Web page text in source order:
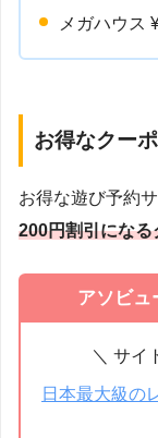
メガハウス
お得なクー
お得な遊び予約
200円割引にな
アソビュ
＼ サイ
日本最大級の